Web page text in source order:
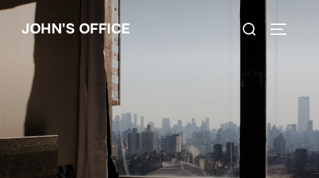
コ
キ
JOHN'S OFFICE
検
象: